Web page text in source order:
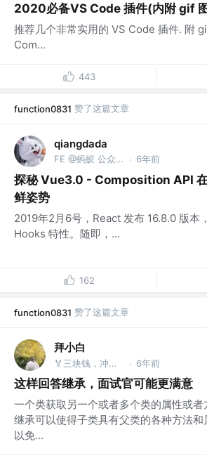
2020必备VS Code 插件(内附 gif
推荐几个非常实用的 VS Code 插件. 附
Com...
443
function0831 赞了这篇文章
qiangdada
FE @蚂蚁 公众号：合格前端 · 6年前
探秘 Vue3.0 - Composition API
鲜姿势
2019年2月6号，React 发布 16.8.0 版本
Hooks 特性。随即，...
162
function0831 赞了这篇文章
拜小白
🏅三块钱，冲冲冲 @只管挖坑不管埋 · 6年前
这样回答继承，面试官可能更满意
一个类获取另一个或者多个类的属性或者
继承可以使得子类具有父类的各种方法和
以免...